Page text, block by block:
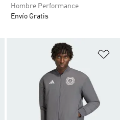
Hombre Performance
Envío Gratis
Añadir a la lista de deseos